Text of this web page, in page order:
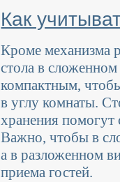
Как
Кроме механизма
стола в
компактным,
в углу комнаты.
хранения помогут
Важно, чтобы в
а в разложенном
приема гостей.